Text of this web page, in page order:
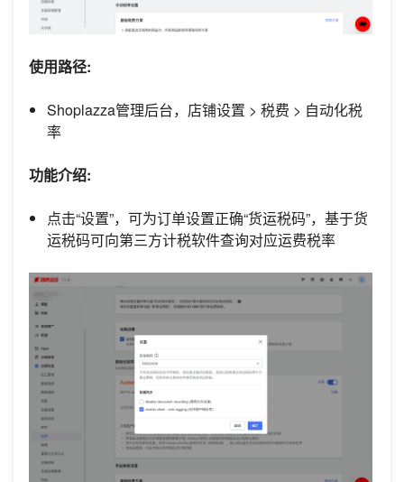
使用路径:
Shoplazza管理后台，店铺设置 > 税费 > 自动化税
率
功能介绍:
点击“设置”，可为订单设置正确“货运税码”，基于货
运税码可向第三方计税软件查询对应运费税率